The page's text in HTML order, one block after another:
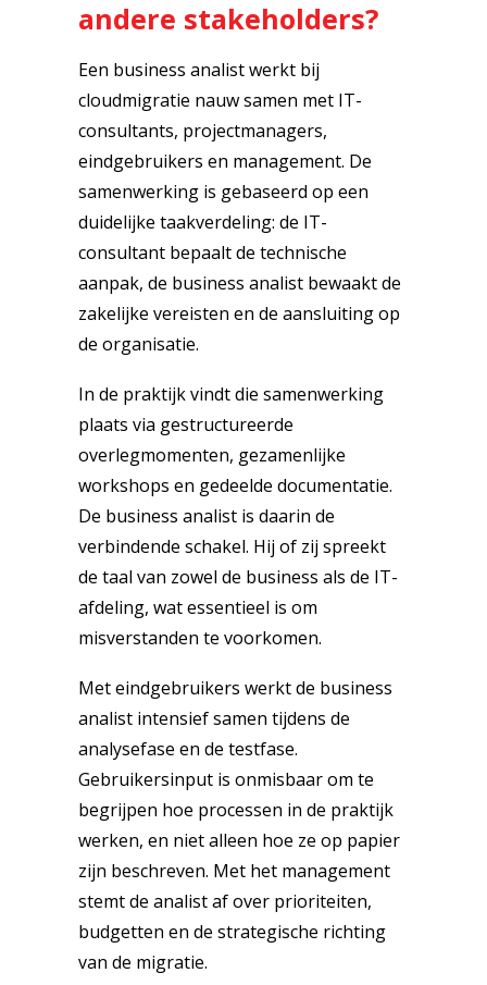
andere stakeholders?
Een business analist werkt bij
cloudmigratie nauw samen met IT-
consultants, projectmanagers,
eindgebruikers en management. De
samenwerking is gebaseerd op een
duidelijke taakverdeling: de IT-
consultant bepaalt de technische
aanpak, de business analist bewaakt de
zakelijke vereisten en de aansluiting op
de organisatie.
In de praktijk vindt die samenwerking
plaats via gestructureerde
overlegmomenten, gezamenlijke
workshops en gedeelde documentatie.
De business analist is daarin de
verbindende schakel. Hij of zij spreekt
de taal van zowel de business als de IT-
afdeling, wat essentieel is om
misverstanden te voorkomen.
Met eindgebruikers werkt de business
analist intensief samen tijdens de
analysefase en de testfase.
Gebruikersinput is onmisbaar om te
begrijpen hoe processen in de praktijk
werken, en niet alleen hoe ze op papier
zijn beschreven. Met het management
stemt de analist af over prioriteiten,
budgetten en de strategische richting
van de migratie.